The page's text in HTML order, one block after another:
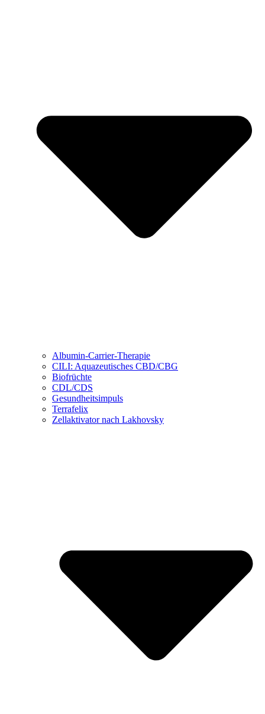
Albumin-Carrier-Therapie
CILI: Aquazeutisches CBD/CBG
Biofrüchte
CDL/CDS
Gesundheitsimpuls
Terrafelix
Zellaktivator nach Lakhovsky